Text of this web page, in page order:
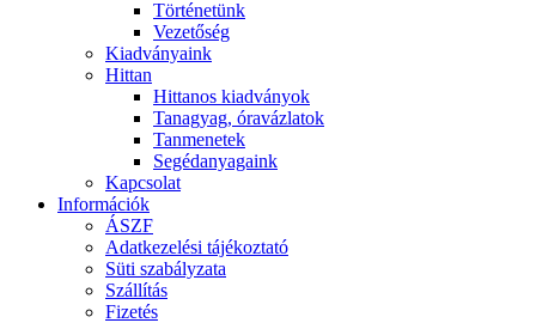
Történetünk
Vezetőség
Kiadványaink
Hittan
Hittanos kiadványok
Tanagyag, óravázlatok
Tanmenetek
Segédanyagaink
Kapcsolat
Információk
ÁSZF
Adatkezelési tájékoztató
Süti szabályzata
Szállítás
Fizetés